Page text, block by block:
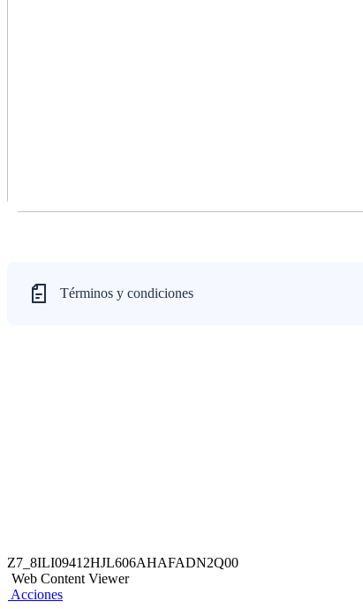
Términos y condiciones
Z7_8ILI09412HJL606AHAFADN2Q00
Web Content Viewer
Acciones